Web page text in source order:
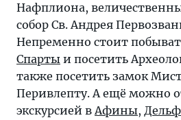
Нафплиона,
собор Св. Андрея
Непременно стоит
Спарты и посетить
также посетить замок
Перивлепту. А ещё можно
экскурсией вАфины,